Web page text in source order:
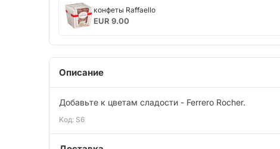
орехами
Cielaviņa
конфеты
Raffaello
конфеты Raffaello
EUR 9.00
Описание
Добавьте к цветам сладости - Ferrero Rocher.
Kод: S6